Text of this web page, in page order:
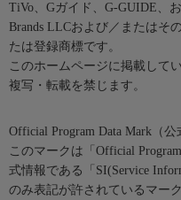
TiVo、Gガイド、G-GUIDE、
Brands LLCおよび／またはそ
たは登録商標です。
このホームページに掲載して
複写・転載を禁じます。
Official Program Data Mark（公
このマークは「Official
式情報である「SI(Service
のみ表記が許されているマーク